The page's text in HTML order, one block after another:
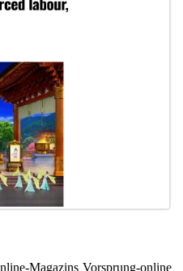
Magazins Vorsprung-online